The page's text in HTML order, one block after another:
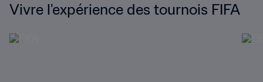
Vivre l'expérience des tournois FIFA